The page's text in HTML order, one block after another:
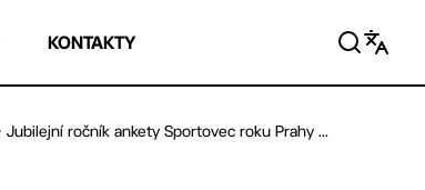
KONTAKTY
Jubilejní ročník ankety Sportovec roku Prahy ...